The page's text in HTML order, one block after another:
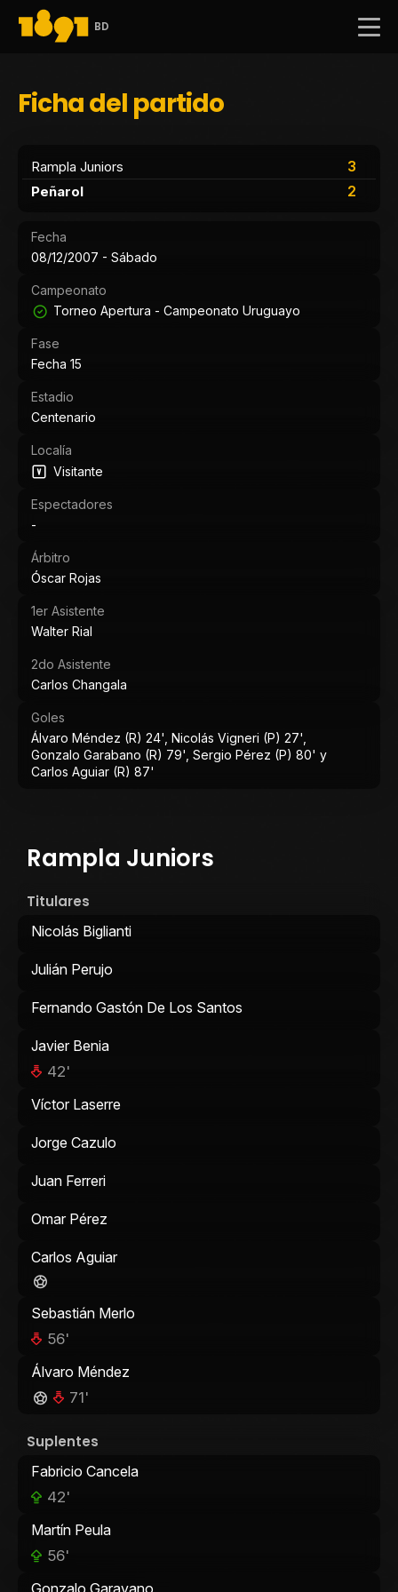
BD
Ficha del partido
Rampla Juniors
3
2
Peñarol
Fecha
08/12/2007 - Sábado
Campeonato
Torneo Apertura - Campeonato Uruguayo
Fase
Fecha 15
Estadio
Centenario
Localía
Visitante
Espectadores
-
Árbitro
Óscar Rojas
1er Asistente
Walter Rial
2do Asistente
Carlos Changala
Goles
Álvaro Méndez (R) 24', Nicolás Vigneri (P) 27',
Gonzalo Garabano (R) 79', Sergio Pérez (P) 80' y
Carlos Aguiar (R) 87'
Rampla Juniors
Titulares
Nicolás Biglianti
Julián Perujo
Fernando Gastón De Los Santos
Javier Benia
42'
Víctor Laserre
Jorge Cazulo
Juan Ferreri
Omar Pérez
Carlos Aguiar
Sebastián Merlo
56'
Álvaro Méndez
71'
Suplentes
Fabricio Cancela
42'
Martín Peula
56'
Gonzalo Garavano